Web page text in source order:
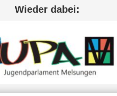
Wieder dabei: